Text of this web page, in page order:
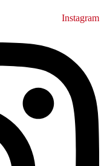
Instagram